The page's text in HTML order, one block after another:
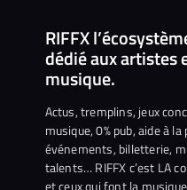
RIFFX
dédié aux artistes
musique.
Actus, tremplins, jeux
musique, 0% pub, aide à
événements, billetterie,
talents… RIFFX c’est LA
et ceux qui font la